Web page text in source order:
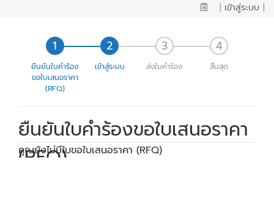
| เข้าสู่ระบบ |
ยืนยันใบคำร้อง
ขอใบเสนอราคา
(RFQ)
เข้าสู่ระบบ ส่งใบคำร้อง สิ้นสุด
ยืนยันใบคำร้องขอใบเสนอราคา
(RFQ)
คุณยังไม่มีใบขอใบเสนอราคา (RFQ)